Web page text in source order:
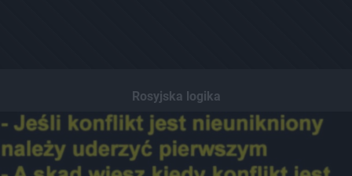
Rosyjska logika